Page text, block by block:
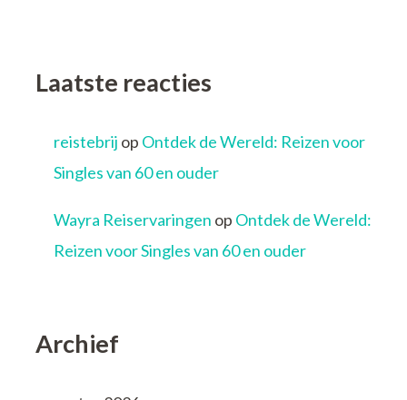
Laatste reacties
reistebrij op Ontdek de Wereld: Reizen voor
Singles van 60 en ouder
Wayra Reiservaringen op Ontdek de Wereld:
Reizen voor Singles van 60 en ouder
Archief